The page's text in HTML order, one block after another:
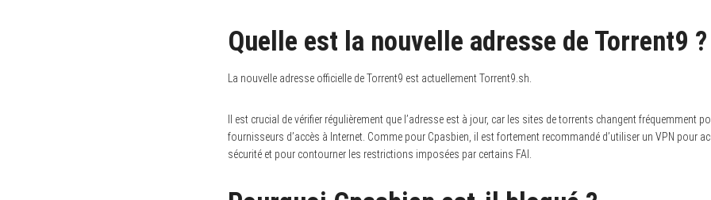
Quelle est la nouvelle adresse de Torrent9 ?
La nouvelle adresse officielle de Torrent9 est actuellement Torrent9.sh.
Il est crucial de vérifier régulièrement que l’adresse est à jour, car les sites de torrents changent fréquemment
fournisseurs d’accès à Internet. Comme pour Cpasbien, il est fortement recommandé d’utiliser un VPN pour
sécurité et pour contourner les restrictions imposées par certains FAI.